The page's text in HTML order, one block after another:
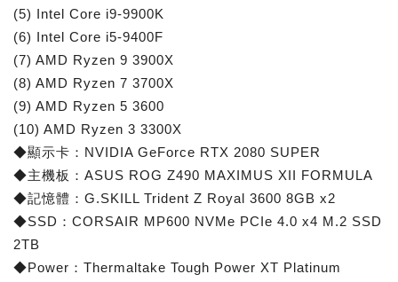
(5) Intel Core i9-9900K
(6) Intel Core i5-9400F
(7) AMD Ryzen 9 3900X
(8) AMD Ryzen 7 3700X
(9) AMD Ryzen 5 3600
(10) AMD Ryzen 3 3300X
◆顯示卡：NVIDIA GeForce RTX 2080 SUPER
◆主機板：ASUS ROG Z490 MAXIMUS XII FORMULA
◆記憶體：G.SKILL Trident Z Royal 3600 8GB x2
◆SSD：CORSAIR MP600 NVMe PCIe 4.0 x4 M.2 SSD
2TB
◆Power：Thermaltake Tough Power XT Platinum